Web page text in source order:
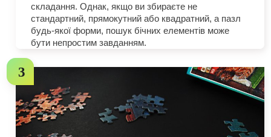
складання. Однак, якщо ви збираєте не
стандартний, прямокутний або квадратний, а пазл
будь-якої форми, пошук бічних елементів може
бути непростим завданням.